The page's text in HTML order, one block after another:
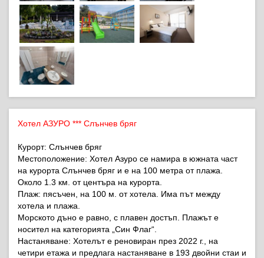
Хотел АЗУРО *** Слънчев бряг
Курорт: Слънчев бряг
Местоположение: Хотел Азуро се намира в южната част
на курорта Слънчев бряг и е на 100 метра от плажа.
Около 1.3 км. от центъра на курорта.
Плаж: пясъчен, на 100 м. от хотела. Има път между
хотела и плажа.
Морското дъно е равно, с плавен достъп. Плажът е
носител на категорията „Син Флаг“.
Настаняване: Хотелът е реновиран през 2022 г., на
четири етажа и предлага настаняване в 193 двойни стаи и